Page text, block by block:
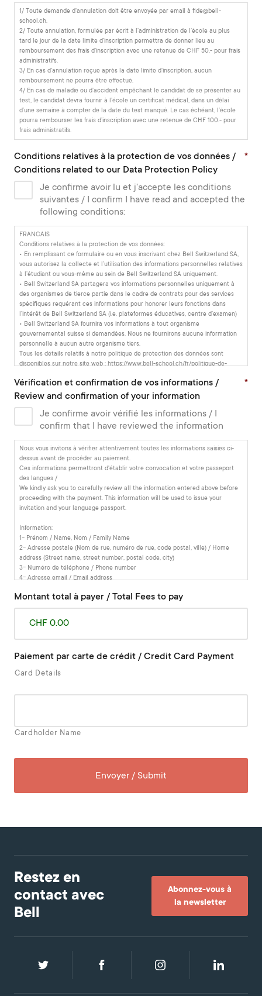
1/ Toute demande d'annulation doit être envoyée par email à fide@bell-
school.ch.
2/ Toute annulation, formulée par écrit à l’administration de l’école au plus
tard le jour de la date limite d'inscription permettra de donner lieu au
remboursement des frais d'inscription avec une retenue de CHF 50.- pour frais
administratifs.
3/ En cas d'annulation reçue après la date limite d’inscription, aucun
remboursement ne pourra être effectué.
4/ En cas de maladie ou d’accident empêchant le candidat de se présenter au
test, le candidat devra fournir à l’école un certificat médical, dans un délai
d’une semaine à compter de la date du test manqué. Le cas échéant, l’école
pourra rembourser les frais d’inscription avec une retenue de CHF 100.- pour
frais administratifs.
Conditions relatives à la protection de vos données /
Conditions related to our Data Protection Policy
*
Je confirme avoir lu et j'accepte les conditions
suivantes / I confirm I have read and accepted the
following conditions:
FRANCAIS
Conditions relatives à la protection de vos données:
• En remplissant ce formulaire ou en vous inscrivant chez Bell Switzerland SA,
vous autorisez la collecte et l’utilisation des informations personnelles relatives
à l’étudiant ou vous-même au sein de Bell Switzerland SA uniquement.
• Bell Switzerland SA partagera vos informations personnelles uniquement à
des organismes de tierce partie dans le cadre de contrats pour des services
spécifiques requérant ces informations pour honorer leurs fonctions dans
l’intérêt de Bell Switzerland SA (i.e. plateformes éducatives, centre d’examen)
• Bell Switzerland SA fournira vos informations à tout organisme
gouvernemental suisse si demandées. Nous ne fournirons aucune information
personnelle à aucun autre organisme tiers.
Tous les détails relatifs à notre politique de protection des données sont
disponibles sur notre site web : https://www.bell-school.ch/fr/politique-de-
***
ENGLISH
• In filling in this form or enrolling with Bell Switzerland SA (Bell), you are
agreeing to the storage and use of any student or personal information you
information to perform their function (e.g. student platforms, examination
• Bell will pass on your details to Swiss government agencies if requested by
them to do so. We will not pass any personal details on to any other third party
or organisation.
• You can find details of the Bell Data Protection Policy at https://www.bell-
Vérification et confirmation de vos informations /
Review and confirmation of your information
*
Je confirme avoir vérifié les informations / I
confirm that I have reviewed the information
Nous vous invitons à vérifier attentivement toutes les informations saisies ci-
dessus avant de procéder au paiement.
Ces informations permettront d'établir votre convocation et votre passeport
des langues /
We kindly ask you to carefully review all the information entered above before
proceeding with the payment. This information will be used to issue your
invitation and your language passport.
Information:
1- Prénom / Name, Nom / Family Name
2- Adresse postale (Nom de rue, numéro de rue, code postal, ville) / Home
address (Street name, street number, postal code, city)
3- Numéro de téléphone / Phone number
4- Adresse email / Email address
6- Pays d'origine / Home country
Montant total à payer / Total Fees to pay
CHF 0.00
Paiement par carte de crédit / Credit Card Payment
Card Details
Cardholder Name
Restez en
contact avec
Bell
Abonnez-vous à
la newsletter